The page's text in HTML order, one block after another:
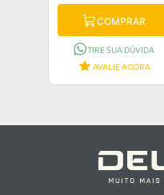
COMPRAR
TIRE SUA DÚVIDA
AVALIE AGORA